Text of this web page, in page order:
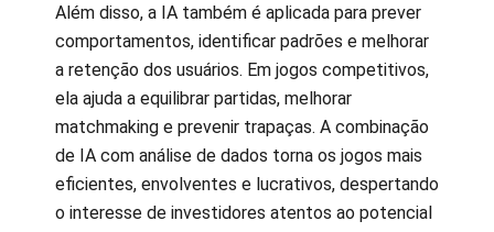
Além disso, a IA também é aplicada para prever
comportamentos, identificar padrões e melhorar
a retenção dos usuários. Em jogos competitivos,
ela ajuda a equilibrar partidas, melhorar
matchmaking e prevenir trapaças. A combinação
de IA com análise de dados torna os jogos mais
eficientes, envolventes e lucrativos, despertando
o interesse de investidores atentos ao potencial